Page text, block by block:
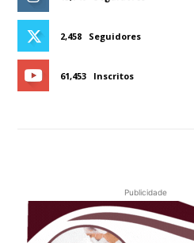
2,458 Seguidores
61,453 Inscritos
Publicidade